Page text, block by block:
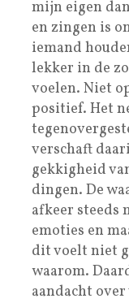
mijn eigen
en zingen is
iemand
lekker in de
voelen. Niet
positief. Het
verschaft
gekkigheid
dingen. De
afkeer steeds
emoties en
dit voelt niet
waarom.
aandacht over